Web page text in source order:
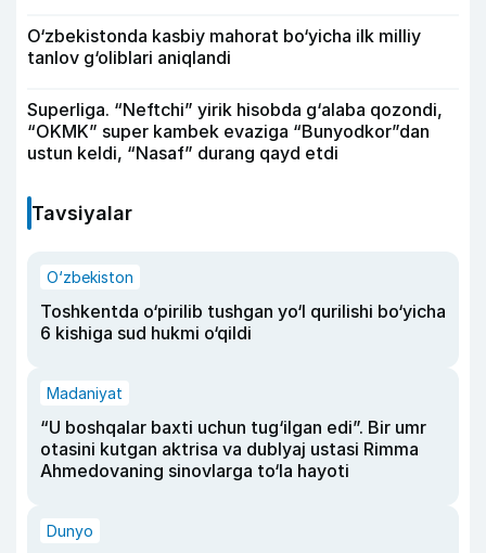
O‘zbekistonda kasbiy mahorat bo‘yicha ilk milliy
tanlov g‘oliblari aniqlandi
Superliga. “Neftchi” yirik hisobda g‘alaba qozondi,
“OKMK” super kambek evaziga “Bunyodkor”dan
ustun keldi, “Nasaf” durang qayd etdi
Tavsiyalar
O‘zbekiston
Toshkentda o‘pirilib tushgan yo‘l qurilishi bo‘yicha
6 kishiga sud hukmi o‘qildi
Madaniyat
“U boshqalar baxti uchun tug‘ilgan edi”. Bir umr
otasini kutgan aktrisa va dublyaj ustasi Rimma
Ahmedovaning sinovlarga to‘la hayoti
Dunyo